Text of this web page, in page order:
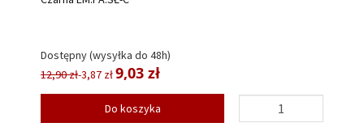
Dostępny (wysyłka do 48h)
12,90 zł-3,87 zł9,03 zł
Do koszyka